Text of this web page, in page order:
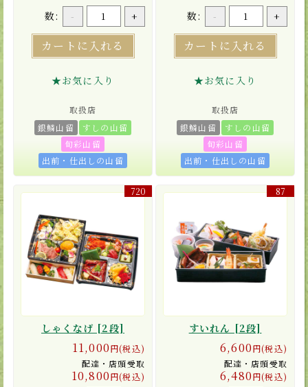
数: - +
カートに入れる
★お気に入り
取扱店
銀鱗山留
すしの山留
旬彩山留
出前・仕出しの山留
数: - +
カートに入れる
★お気に入り
取扱店
銀鱗山留
すしの山留
旬彩山留
出前・仕出しの山留
720
しゃくなげ [2段]
11,000円(税込)
配達・店頭受取
10,800円(税込)
87
すいれん [2段]
6,600円(税込)
配達・店頭受取
6,480円(税込)